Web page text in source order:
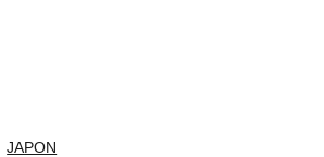
JAPON